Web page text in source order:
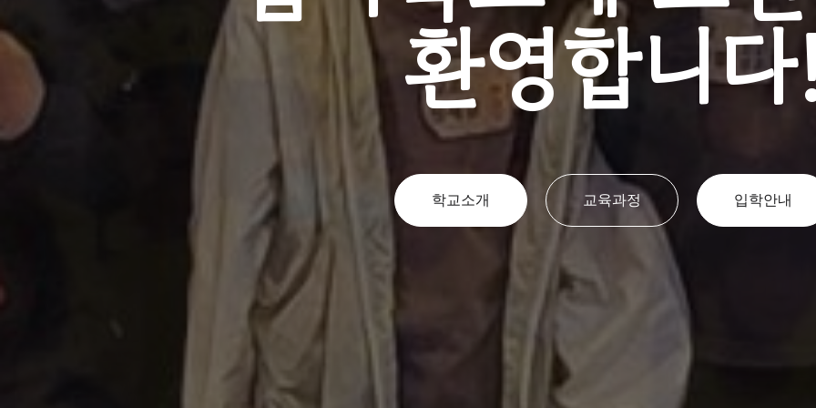
환영합니
학교소개 교육과정 입학안내